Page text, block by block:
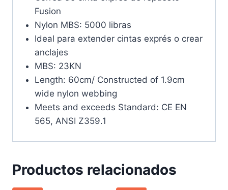
Fusion
Nylon MBS: 5000 libras
Ideal para extender cintas exprés o crear
anclajes
MBS: 23KN
Length: 60cm/ Constructed of 1.9cm
wide nylon webbing
Meets and exceeds Standard: CE EN
565, ANSI Z359.1
Productos relacionados